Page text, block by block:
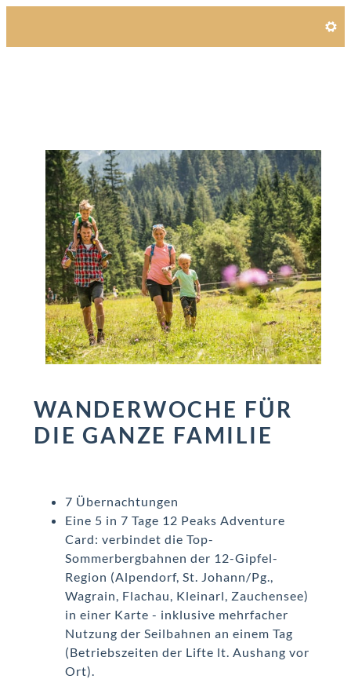
WANDERWOCHE FÜR
DIE GANZE FAMILIE
7 Übernachtungen
Eine 5 in 7 Tage 12 Peaks Adventure
Card: verbindet die Top-
Sommerbergbahnen der 12-Gipfel-
Region (Alpendorf, St. Johann/Pg.,
Wagrain, Flachau, Kleinarl, Zauchensee)
in einer Karte - inklusive mehrfacher
Nutzung der Seilbahnen an einem Tag
(Betriebszeiten der Lifte lt. Aushang vor
Ort).